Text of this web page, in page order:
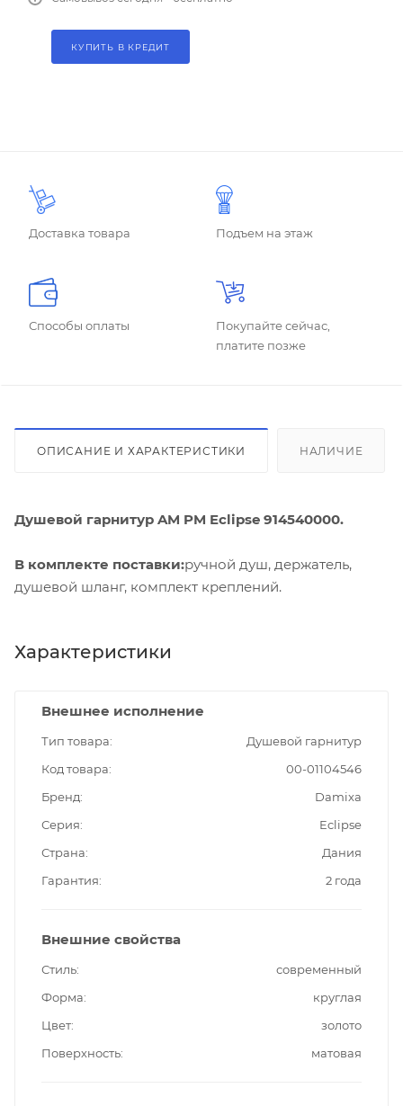
КУПИТЬ В КРЕДИТ
Доставка товара Подъем на этаж
Способы оплаты
Покупайте сейчас,
платите позже
ОПИСАНИЕ И ХАРАКТЕРИСТИКИ НАЛИЧИЕ
Душевой гарнитур AM PM Eclipse 914540000.
В комплекте поставки:ручной душ, держатель,
душевой шланг, комплект креплений.
Характеристики
Внешнее исполнение
Тип товара
Душевой гарнитур
Код товара
00-01104546
Бренд
Damixa
Серия
Eclipse
Страна
Дания
Гарантия
2 года
Внешние свойства
Стиль
современный
Форма
круглая
Цвет
золото
Поверхность
матовая